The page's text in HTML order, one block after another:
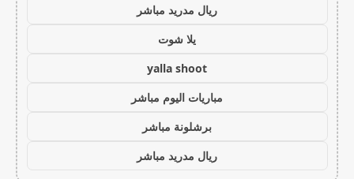
ريال مدريد مباشر
يلا شوت
yalla shoot
مباريات اليوم مباشر
برشلونة مباشر
ريال مدريد مباشر